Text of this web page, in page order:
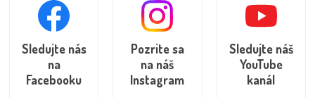
Sledujte nás
na
Facebooku
Pozrite sa
na náš
Instagram
Sledujte náš
YouTube
kanál